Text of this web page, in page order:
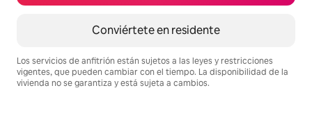
Conviértete en residente
Los servicios de anfitrión están sujetos a las leyes y restricciones
vigentes, que pueden cambiar con el tiempo. La disponibilidad de la
vivienda no se garantiza y está sujeta a cambios.